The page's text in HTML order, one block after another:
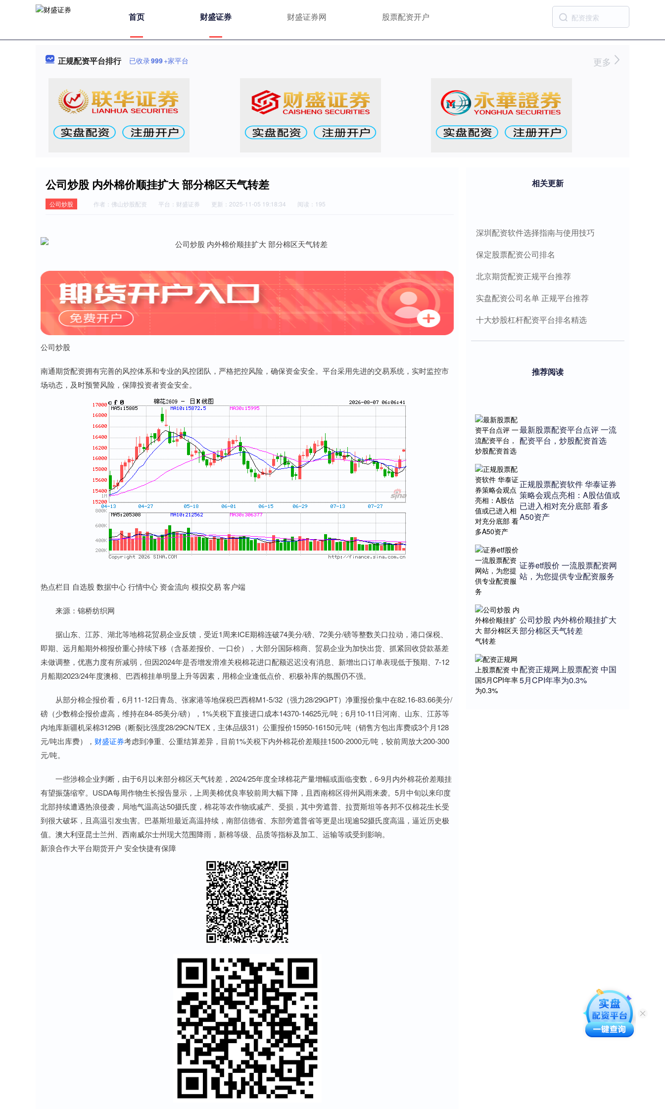
首页 财盛证券 财盛证券网 股票配资开户
正规配资平台排行 已收录999+家平台 更多
公司炒股 内外棉价顺挂扩大 部分棉区天气转差
公司炒股 作者：佛山炒股配资 平台：财盛证券 更新：2025-11-05 19:18:34 阅读：195
公司炒股
南通期货配资拥有完善的风控体系和专业的风控团队，严格把控风险，确保资金安全。平台采用先进的交易系统，实时监控市
场动态，及时预警风险，保障投资者资金安全。
热点栏目 自选股 数据中心 行情中心 资金流向 模拟交易 客户端
来源：锦桥纺织网
据山东、江苏、湖北等地棉花贸易企业反馈，受近1周来ICE期棉连破74美分/磅、72美分/磅等整数关口拉动，港口保税、
即期、远月船期外棉报价重心持续下移（含基差报价、一口价），大部分国际棉商、贸易企业为加快出货、抓紧回收贷款基差
未做调整，优惠力度有所减弱，但因2024年是否增发滑准关税棉花进口配额迟迟没有消息、新增出口订单表现低于预期、7-12
月船期2023/24年度澳棉、巴西棉挂单明显上升等因素，用棉企业逢低点价、积极补库的氛围仍不强。
从部分棉企报价看，6月11-12日青岛、张家港等地保税巴西棉M1-5/32（强力28/29GPT）净重报价集中在82.16-83.66美分/
磅（少数棉企报价虚高，维持在84-85美分/磅），1%关税下直接进口成本14370-14625元/吨；6月10-11日河南、山东、江苏等
内地库新疆机采棉3129B（断裂比强度28/29CN/TEX，主体品级31）公重报价15950-16150元/吨（销售方包出库费或3个月128
元/吨出库费）， 财盛证券考虑到净重、公重结算差异，目前1%关税下内外棉花价差顺挂1500-2000元/吨，较前周放大200-300
元/吨。
一些涉棉企业判断，由于6月以来部分棉区天气转差，2024/25年度全球棉花产量增幅或面临变数，6-9月内外棉花价差顺挂
有望振荡缩窄。USDA每周作物生长报告显示，上周美棉优良率较前周大幅下降，且西南棉区得州风雨来袭。5月中旬以来印度
北部持续遭遇热浪侵袭，局地气温高达50摄氏度，棉花等农作物或减产、受损，其中旁遮普、拉贾斯坦等各邦不仅棉花生长受
到很大破坏，且高温引发虫害。巴基斯坦最近高温持续，南部信德省、东部旁遮普省等更是出现逾52摄氏度高温，逼近历史极
值。澳大利亚昆士兰州、西南威尔士州现大范围降雨，新棉等级、品质等指标及加工、运输等或受到影响。
新浪合作大平台期货开户 安全快捷有保障
相关更新
深圳配资软件选择指南与使用技巧
保定股票配资公司排名
北京期货配资正规平台推荐
实盘配资公司名单 正规平台推荐
十大炒股杠杆配资平台排名精选
推荐阅读
最新股票配资平台点评 一流
配资平台，炒股配资首选
正规股票配资软件 华泰证券
策略会观点亮相：A股估值或
已进入相对充分底部 看多
A50资产
证券etf股价 一流股票配资网
站，为您提供专业配资服务
公司炒股 内外棉价顺挂扩大
部分棉区天气转差
配资正规网上股票配资 中国
5月CPI年率为0.3%